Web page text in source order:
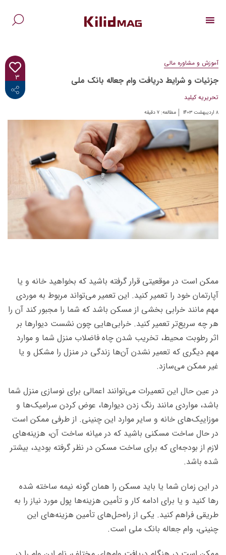
۳
<i class="fab fa-facebook-f"></i>
آموزش و مشاوره مالی
جزئیات و شرایط دریافت وام جعاله بانک ملی
تحریریه کیلید
۸ اردیبهشت ۱۴۰۳ مطالعه: ۷ دقیقه
ممکن است در موقعیتی قرار گرفته باشید که بخواهید خانه و یا
آپارتمان خود را تعمیر کنید. این تعمیر می‌تواند مربوط به موردی
مهم مانند خرابی بخشی از مسکن باشد که شما را مجبور کند آن را
هر چه سریع‌تر تعمیر کنید. خرابی‌هایی چون نشست دیوارها بر
اثر رطوبت محیط، تخریب شدن چاه فاضلاب منزل شما و موارد
مهم دیگری که تعمیر نشدن آن‌ها زندگی در منزل را مشکل و یا
غیر ممکن می‌سازد.
در عین حال این تعمیرات می‌توانند اعمالی برای نوسازی منزل شما
باشد، مواردی مانند رنگ زدن دیوارها، عوض کردن سرامیک‌ها و
موزاییک‌های خانه و سایر موارد این چنینی. از طرفی ممکن است
در حال ساخت مسکنی باشید که در میانه ساخت آن، هزینه‌های
لازم از بودجه‌ای که برای ساخت مسکن در نظر گرفته بودید، بیشتر
شده باشد.
در این زمان شما یا باید مسکن را همان گونه نیمه ساخته شده
رها کنید و یا برای ادامه کار و تأمین هزینه‌ها پول مورد نیاز را به
طریقی فراهم کنید. یکی از راه‌حل‌های تأمین هزینه‌های این
چنینی، وام جعاله بانک ملی است.